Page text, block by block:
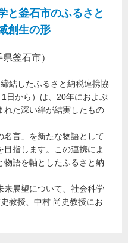
と釜石市のふるさと
創生の形
釜石市）
結したふるさと納税連携協
日から）は、20年におよぶ
れた深い絆が結実したもの
名言」を新たな物語として
指します。この連携によ
物語を軸としたふるさと納
来展望について、社会科学
教授、中村 尚史教授にお